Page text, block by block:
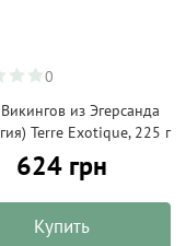
0
из Эгерсанда
Terre Exotique, 225 г
624 грн
Купить